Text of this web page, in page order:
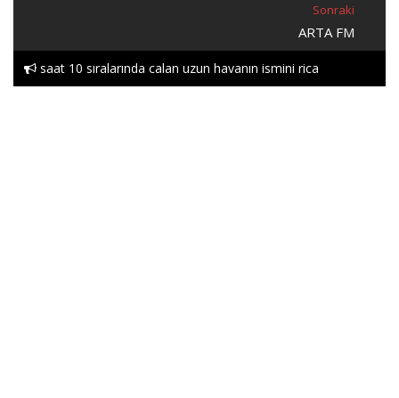
Sonraki
ARTA FM
saat 10 sıralarında calan uzun havanın ismini rica